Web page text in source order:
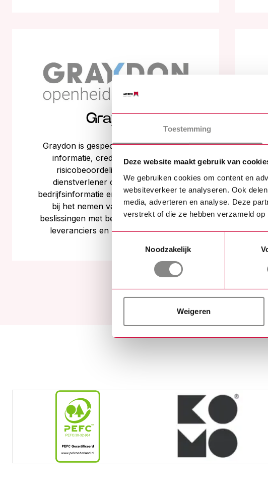
Toestemming
Deze website maakt gebruik van
We gebruiken cookies om content en
websiteverkeer te analyseren. Ook
media, adverteren en analyse. Deze
verstrekt of die ze hebben verzameld
Noodzakelijk
Weigeren
Graydon
Graydon is gespecialiseerd in zakelijke
informatie, creditmanagement en
risicobeoordelingen. Het is een
dienstverlener op het gebied van
bedrijfsinformatie en helpt ons als bedrijf
bij het nemen van weloverwogen
beslissingen met betrekking tot klanten,
leveranciers en zakelijke partners.